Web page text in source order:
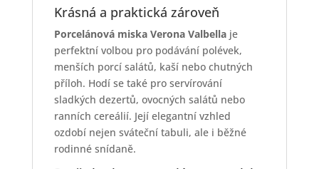
Krásná a praktická zároveň
Porcelánová miska Verona Valbellaje
perfektní volbou pro podávání polévek,
menších porcí salátů, kaší nebo chutných
příloh. Hodí se také pro servírování
sladkých dezertů, ovocných salátů nebo
ranních cereálií. Její elegantní vzhled
ozdobí nejen sváteční tabuli, ale i běžné
rodinné snídaně.